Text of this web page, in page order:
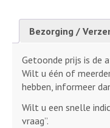
Bezorging /
Getoonde prijs is de
Wilt u één of
hebben, informeer
Wilt u een snelle
vraag”.